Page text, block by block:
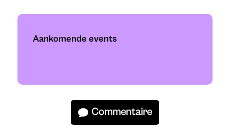
Aankomende events
Commentaire